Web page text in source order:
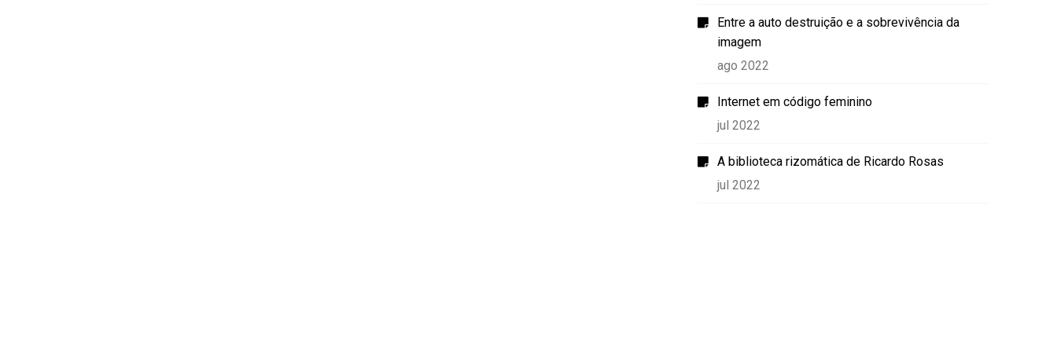
Entre a auto destruição e a sobrevivência da
imagem
ago 2022
Internet em código feminino
jul 2022
A biblioteca rizomática de Ricardo Rosas
jul 2022